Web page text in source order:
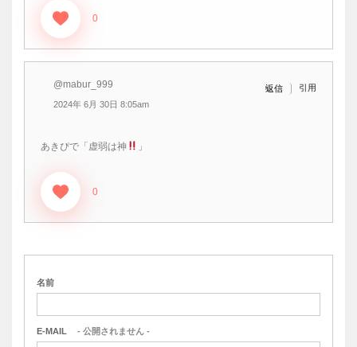
0
@mabur_999
2024年 6月 30日 8:05am
返信 引用
あきぴで「虚弱は神 」
0
名前
E-MAIL - 公開されません -